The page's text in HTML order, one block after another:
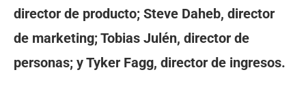
director de producto; Steve Daheb, director
de marketing; Tobias Julén, director de
personas; y Tyker Fagg, director de ingresos.